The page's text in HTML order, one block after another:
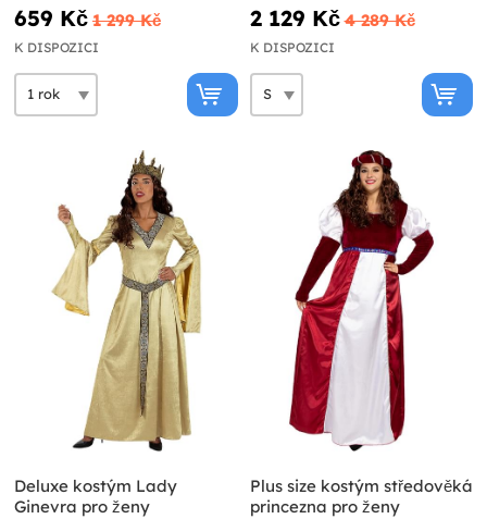
659 Kč 1 299 Kč
K DISPOZICI
2 129 Kč 4 289 Kč
K DISPOZICI
Deluxe kostým Lady
Ginevra pro ženy
Plus size kostým středověká
princezna pro ženy